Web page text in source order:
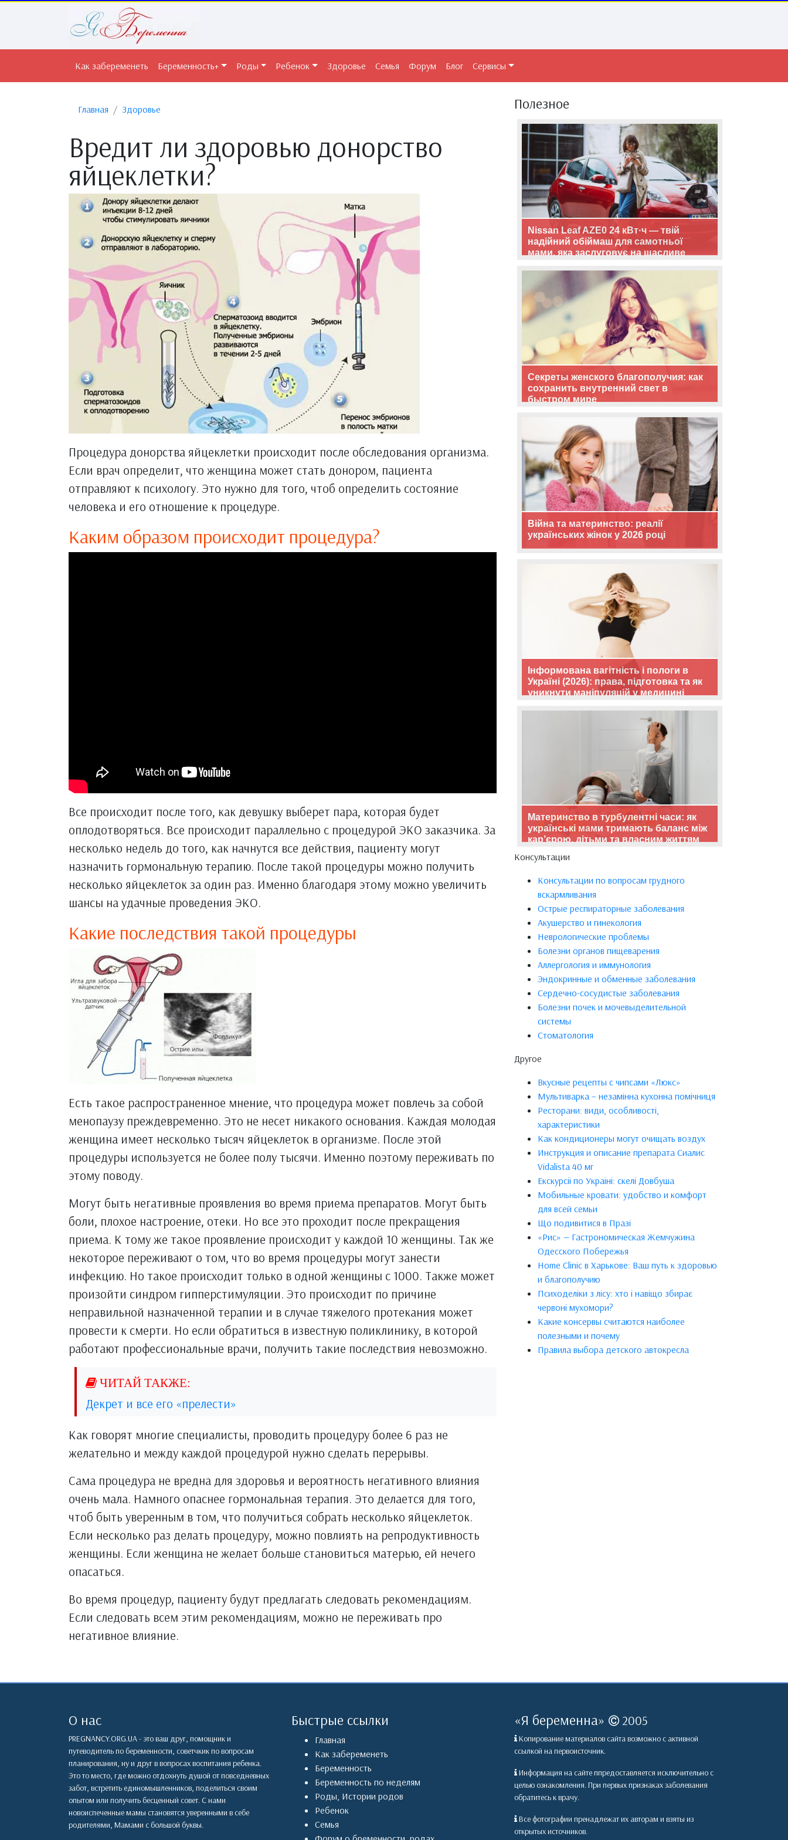
Как забеременеть Беременность+ Роды Ребенок Здоровье Семья Форум Блог Сервисы
Главная Здоровье
Вредит ли здоровью донорство
яйцеклетки?
Процедура донорства яйцеклетки происходит после обследования организма.
Если врач определит, что женщина может стать донором, пациента
отправляют к психологу. Это нужно для того, чтоб определить состояние
человека и его отношение к процедуре.
Каким образом происходит процедура?
Все происходит после того, как девушку выберет пара, которая будет
оплодотворяться. Все происходит параллельно с процедурой ЭКО заказчика. За
несколько недель до того, как начнутся все действия, пациенту могут
назначить гормональную терапию. После такой процедуры можно получить
несколько яйцеклеток за один раз. Именно благодаря этому можно увеличить
шансы на удачные проведения ЭКО.
Какие последствия такой процедуры
Есть такое распространенное мнение, что процедура может повлечь за собой
менопаузу преждевременно. Это не несет никакого основания. Каждая молодая
женщина имеет несколько тысяч яйцеклеток в организме. После этой
процедуры используется не более полу тысячи. Именно поэтому переживать по
этому поводу.
Могут быть негативные проявления во время приема препаратов. Могут быть
боли, плохое настроение, отеки. Но все это проходит после прекращения
приема. К тому же такое проявление происходит у каждой 10 женщины. Так же
некоторое переживают о том, что во время процедуры могут занести
инфекцию. Но такое происходит только в одной женщины с 1000. Также может
произойти синдром гипперстимуляции. Это происходит по причине
неправильной назначенной терапии и в случае тяжелого протекания может
провести к смерти. Но если обратиться в известную поликлинику, в которой
работают профессиональные врачи, получить такие последствия невозможно.
Декрет и все его «прелести»
Как говорят многие специалисты, проводить процедуру более 6 раз не
желательно и между каждой процедурой нужно сделать перерывы.
Сама процедура не вредна для здоровья и вероятность негативного влияния
очень мала. Намного опаснее гормональная терапия. Это делается для того,
чтоб быть уверенным в том, что получиться собрать несколько яйцеклеток.
Если несколько раз делать процедуру, можно повлиять на репродуктивность
женщины. Если женщина не желает больше становиться матерью, ей нечего
опасаться.
Во время процедур, пациенту будут предлагать следовать рекомендациям.
Если следовать всем этим рекомендациям, можно не переживать про
негативное влияние.
Полезное
Nissan Leaf AZE0 24 кВт·ч — твій
надійний обіймаш для самотньої
мами, яка заслуговує на щасливе
Секреты женского благополучия: как
сохранить внутренний свет в
быстром мире
Війна та материнство: реалії
українських жінок у 2026 році
Інформована вагітність і пологи в
Україні (2026): права, підготовка та як
уникнути маніпуляцій у медицині
Материнство в турбулентні часи: як
українські мами тримають баланс між
кар’єрою, дітьми та власним життям
Консультации
Консультации по вопросам грудного
вскармливания
Острые респираторные заболевания
Акушерство и гинекология
Неврологические проблемы
Болезни органов пищеварения
Аллергология и иммунология
Эндокринные и обменные заболевания
Сердечно-сосудистые заболевания
Болезни почек и мочевыделительной
системы
Стоматология
Другое
Вкусные рецепты с чипсами «Люкс»
Мультиварка – незамінна кухонна помічниця
Ресторани: види, особливості,
характеристики
Как кондиционеры могут очищать воздух
Инструкция и описание препарата Сиалис
Vidalista 40 мг
Екскурсії по Україні: скелі Довбуша
Мобильные кровати: удобство и комфорт
для всей семьи
Що подивитися в Празі
«Рис» — Гастрономическая Жемчужина
Одесского Побережья
Home Clinic в Харькове: Ваш путь к здоровью
и благополучию
Психоделіки з лісу: хто і навіщо збирає
червоні мухомори?
Какие консервы считаются наиболее
полезными и почему
Правила выбора детского автокресла
О нас
PREGNANCY.ORG.UA - это ваш друг, помощник и
путеводитель по беременности, советчкик по вопросам
планирования, ну и друг в вопросах воспитания ребенка.
Это то место, где можно отдохнуть душой от повседневных
забот, встретить единомышленников, поделиться своим
опытом или получить бесценный совет. С нами
новоиспеченные мамы становятся уверенными в себе
родителями, Мамами с большой буквы.
Быстрые ссылки
Главная
Как забеременеть
Беременность
Беременность по неделям
Роды Истории родов
Ребенок
Семья
«Я беременна» 2005
Копирование материалов сайта возможно с активной
ссылкой на первоисточник.
Информация на сайте ппредоставляется исключительно с
целью ознакомления. При первых признаках заболевания
обратитесь к врачу.
Все фотографии пренадлежат их авторам и взяты из
открытых источников.